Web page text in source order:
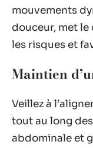
mouvements
douceur, met
les risques et
Maintien
Veillez à
tout au long
abdominale et